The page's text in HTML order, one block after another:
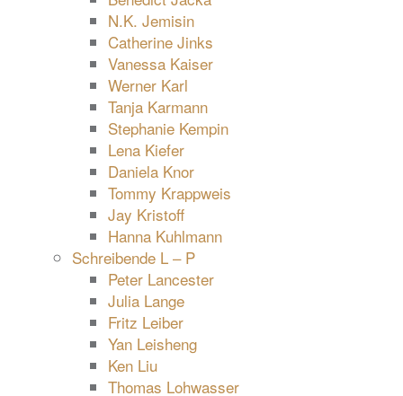
N.K. Jemisin
Catherine Jinks
Vanessa Kaiser
Werner Karl
Tanja Karmann
Stephanie Kempin
Lena Kiefer
Daniela Knor
Tommy Krappweis
Jay Kristoff
Hanna Kuhlmann
Schreibende L – P
Peter Lancester
Julia Lange
Fritz Leiber
Yan Leisheng
Ken Liu
Thomas Lohwasser